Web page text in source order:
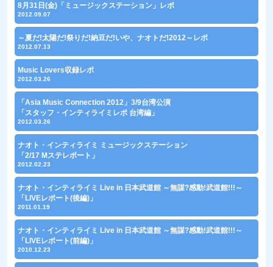
8月31日(金)「ミュージックステーション」レポ
2012.09.07
～夏だ!太陽だ!祭りだ!納豆だ!いや、ナオトだ!2012～レポ
2012.07.13
Music Lovers収録レポ
2012.03.26
「Asia Music Connection 2012」3/9台湾公演
「スタッフ・インティライミレポ 台湾編」
2012.03.26
ナオト・インティライミ ミュージックステーション
「2/17 Mステレポート」
2012.02.23
ナオト・インティライミ Live in 日本武道館 ～無謀?感動!武道館!!!～
「LIVEレポート(後編)」
2011.01.19
ナオト・インティライミ Live in 日本武道館 ～無謀?感動!武道館!!!～
「LIVEレポート(前編)」
2010.12.23